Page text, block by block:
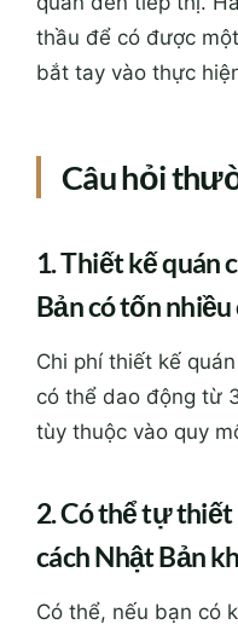
thầu để có được
bắt tay vào thực
Câu hỏi
1. Thiết kế quán
Bản có tốn
Chi phí thiết kế
có thể dao động từ
tùy thuộc vào quy
2. Có thể tự thiết
cách Nhật Bản
Có thể, nếu bạn có